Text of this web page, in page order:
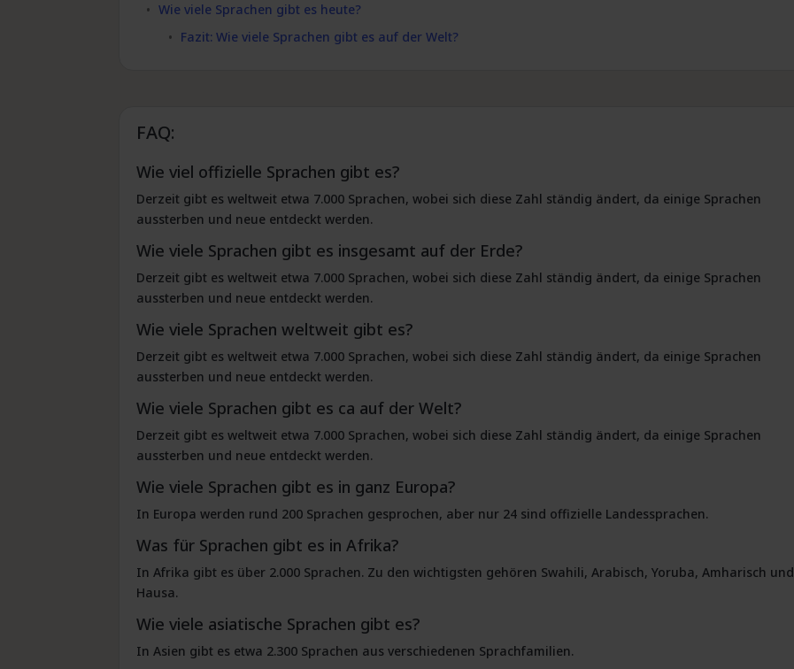
Wie viele Sprachen gibt es heute?
Fazit: Wie viele Sprachen gibt es auf der Welt?
FAQ:
Wie viel offizielle Sprachen gibt es?
Derzeit gibt es weltweit etwa 7.000 Sprachen, wobei sich diese Zahl ständig ändert, da einige Sprachen
aussterben und neue entdeckt werden.
Wie viele Sprachen gibt es insgesamt auf der Erde?
Derzeit gibt es weltweit etwa 7.000 Sprachen, wobei sich diese Zahl ständig ändert, da einige Sprachen
aussterben und neue entdeckt werden.
Wie viele Sprachen weltweit gibt es?
Derzeit gibt es weltweit etwa 7.000 Sprachen, wobei sich diese Zahl ständig ändert, da einige Sprachen
aussterben und neue entdeckt werden.
Wie viele Sprachen gibt es ca auf der Welt?
Derzeit gibt es weltweit etwa 7.000 Sprachen, wobei sich diese Zahl ständig ändert, da einige Sprachen
aussterben und neue entdeckt werden.
Wie viele Sprachen gibt es in ganz Europa?
In Europa werden rund 200 Sprachen gesprochen, aber nur 24 sind offizielle Landessprachen.
Was für Sprachen gibt es in Afrika?
In Afrika gibt es über 2.000 Sprachen. Zu den wichtigsten gehören Swahili, Arabisch, Yoruba, Amharisch und
Hausa.
Wie viele asiatische Sprachen gibt es?
In Asien gibt es etwa 2.300 Sprachen aus verschiedenen Sprachfamilien.